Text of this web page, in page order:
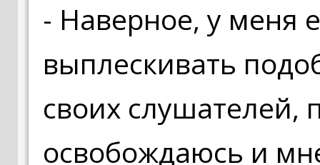
- Наверное, у меня
выплескивать
своих слушателей,
освобождаюсь и